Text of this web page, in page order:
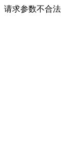
请求参数不合法